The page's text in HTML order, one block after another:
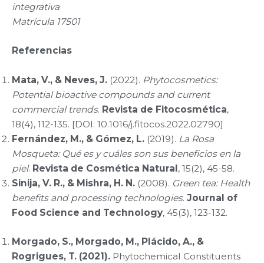
integrativa
Matrícula 17501
Referencias
Mata, V., & Neves, J. (2022). Phytocosmetics:
Potential bioactive compounds and current
commercial trends. Revista de Fitocosmética,
18(4), 112-135. [DOI: 10.1016/j.fitocos.2022.02790]
Fernández, M., & Gómez, L. (2019). La Rosa
Mosqueta: Qué es y cuáles son sus beneficios en la
piel. Revista de Cosmética Natural , 15(2), 45-58.
Sinija, V. R., & Mishra, H. N. (2008). Green tea: Health
benefits and processing technologies. Journal of
Food Science and Technology, 45(3), 123-132.
Morgado, S., Morgado, M., Plácido, A., &
Rogrigues, T. (2021). Phytochemical Constituents